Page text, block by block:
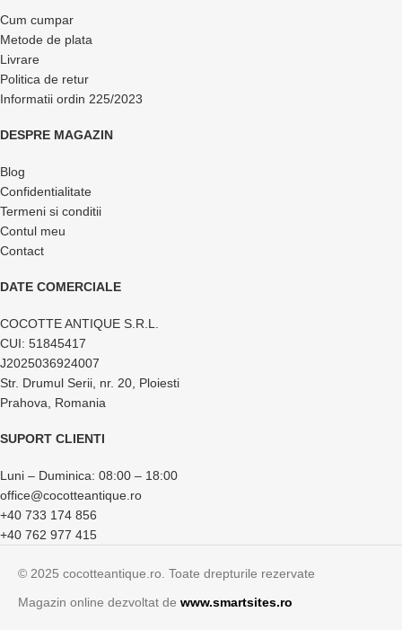
Cum cumpar
Metode de plata
Livrare
Politica de retur
Informatii ordin 225/2023
DESPRE MAGAZIN
Blog
Confidentialitate
Termeni si conditii
Contul meu
Contact
DATE COMERCIALE
COCOTTE ANTIQUE S.R.L.
CUI: 51845417
J2025036924007
Str. Drumul Serii, nr. 20, Ploiesti
Prahova, Romania
SUPORT CLIENTI
Luni – Duminica: 08:00 – 18:00
office@cocotteantique.ro
+40 733 174 856
+40 762 977 415
© 2025 cocotteantique.ro. Toate drepturile rezervate
Magazin online dezvoltat de www.smartsites.ro